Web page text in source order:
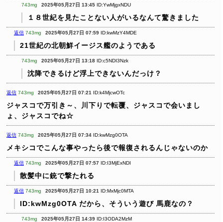
743mg 2025年05月27日 13:45 ID:YwMjgxNDU
１８世紀を見たことない人がいるなんて驚きました
返信 743mg 2025年05月27日 07:59 ID:kwMzY4MDE
21世紀の北朝鮮イージス艦のようである
743mg 2025年05月27日 13:18 ID:c5NDI3Nzk
沈降できるけど浮上できないんだっけ？
返信 743mg 2025年05月27日 07:21 ID:k4MjcwOTc
ジャスコで万引き～、川下りで転覆、ジャスコで会いまし
ょ、ジャスコでね☆
返信 743mg 2025年05月27日 07:34 ID:kwMzg0OTA
メキシコでこんな事やったら後で報復されるんじゃないのか
返信 743mg 2025年05月27日 07:57 ID:I3MjExNDI
散髪中に銃で撃たれる
返信 743mg 2025年05月27日 10:21 ID:MxMjc0MTA
ID:kwMzg0OTA だから、そういう遊び 馬鹿なの？
743mg 2025年05月27日 14:39 ID:I3ODA2MzM